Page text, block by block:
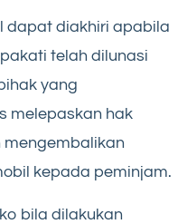
dapat diakhiri apabila
telah dilunasi
yang
melepaskan hak
kepada peminjam.
bila dilakukan